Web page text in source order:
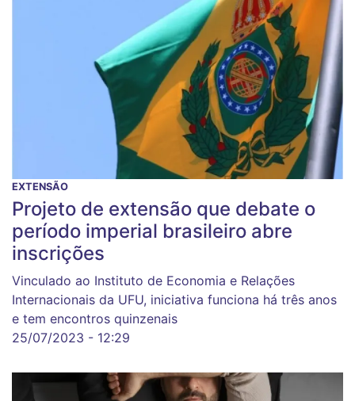
EXTENSÃO
Projeto de extensão que debate o
período imperial brasileiro abre
inscrições
Vinculado ao Instituto de Economia e Relações
Internacionais da UFU, iniciativa funciona há três anos
e tem encontros quinzenais
25/07/2023 - 12:29